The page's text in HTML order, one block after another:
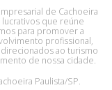
de Cachoeira
lucrativos que reúne
para promover a
profissional,
ao turismo
de nossa cidade.
Paulista/SP.